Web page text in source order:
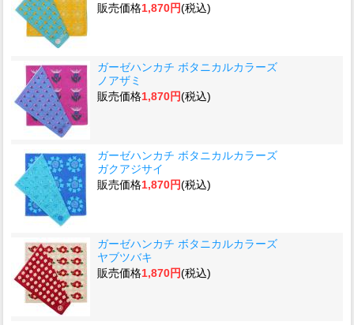
販売価格1,870円(税込)
ガーゼハンカチ ボタニカルカラーズ
ノアザミ
販売価格1,870円(税込)
ガーゼハンカチ ボタニカルカラーズ
ガクアジサイ
販売価格1,870円(税込)
ガーゼハンカチ ボタニカルカラーズ
ヤブツバキ
販売価格1,870円(税込)